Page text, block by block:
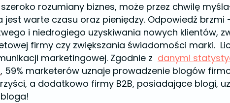
rozumiany biznes, może przez chwilę
warte czasu oraz pieniędzy. Odpowiedź brzmi
i niedrogiego uzyskiwania nowych klientów,
firmy czy zwiększania świadomości marki.
marketingowej. Zgodnie z danymi
, 59% marketerów uznaje prowadzenie blogów
a dodatkowo firmy B2B, posiadające blogi,